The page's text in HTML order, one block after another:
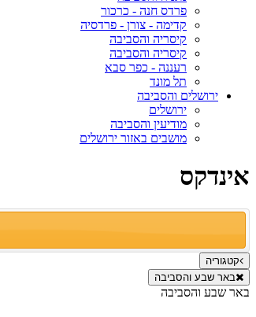
פרדס חנה - כרכור
קדימה - צורן - פרדסיה
קיסריה והסביבה
קיסריה והסביבה
רעננה - כפר סבא
תל מונד
ירושלים והסביבה
ירושלים
מודיעין והסביבה
מושבים באזור ירושלים
אינדקס
קטגוריה
באר שבע והסביבה
באר שבע והסביבה